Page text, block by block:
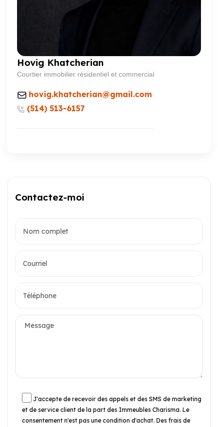
Hovig Khatcherian
Courtier immobilier résidentiel et commercial
hovig.khatcherian@gmail.com
(514) 513-6157
Contactez-moi
J'accepte de recevoir des appels et des SMS de marketing
et de service client de la part des Immeubles Charisma. Le
consentement n'est pas une condition d'achat. Des frais de